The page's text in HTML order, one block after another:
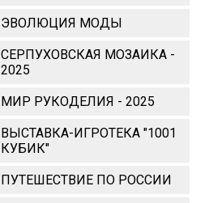
ЭВОЛЮЦИЯ МОДЫ
СЕРПУХОВСКАЯ МОЗАИКА -
2025
МИР РУКОДЕЛИЯ - 2025
ВЫСТАВКА-ИГРОТЕКА "1001
КУБИК"
ПУТЕШЕСТВИЕ ПО РОССИИ